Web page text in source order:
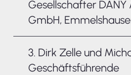
Gesellschafter DANY
GmbH,
3. Dirk Zelle und
Geschäftsführende